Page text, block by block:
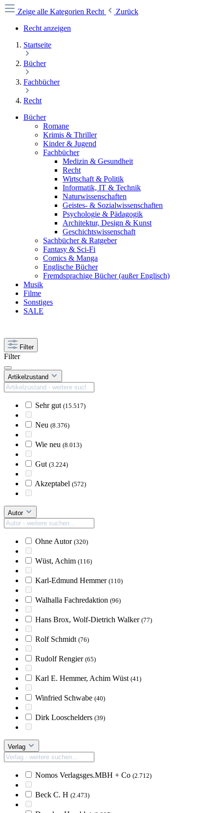
Zeige alle Kategorien Recht
Zurück
Recht anzeigen
Startseite
Bücher
Fachbücher
Recht
Bücher
Romane
Krimis & Thriller
Kinder & Jugend
Fachbücher
Medizin & Gesundheit
Recht
Wirtschaft & Politik
Informatik, IT & Technik
Naturwissenschaften
Geistes- & Sozialwissenschaften
Psychologie & Pädagogik
Architektur, Design & Kunst
Geschichtswissenschaft
Sachbücher & Ratgeber
Fantasy & Sci-Fi
Comics & Manga
Englische Bücher
Fremdsprachige Bücher (außer Englisch)
Musik
Filme
Sonstiges
SALE
Filter
Filter
Artikelzustand
Sehr gut (15.517)
Neu (8.376)
Wie neu (8.013)
Gut (3.224)
Akzeptabel (572)
Autor
Ohne Autor (320)
Wüst, Achim (116)
Karl-Edmund Hemmer (110)
Walhalla Fachredaktion (96)
Hans Brox, Wolf-Dietrich Walker (77)
Rolf Schmidt (76)
Rudolf Rengier (65)
Karl E. Hemmer, Achim Wüst (41)
Winfried Schwabe (40)
Dirk Looschelders (39)
Verlag
Nomos Verlagsges.MBH + Co (2.712)
Beck C. H (2.473)